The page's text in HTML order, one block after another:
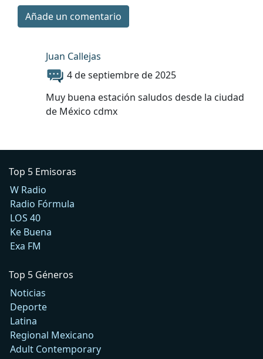
Añade un comentario
Juan Callejas
4 de septiembre de 2025
Muy buena estación saludos desde la ciudad
de México cdmx
Top 5 Emisoras
W Radio
Radio Fórmula
LOS 40
Ke Buena
Exa FM
Top 5 Géneros
Noticias
Deporte
Latina
Regional Mexicano
Adult Contemporary